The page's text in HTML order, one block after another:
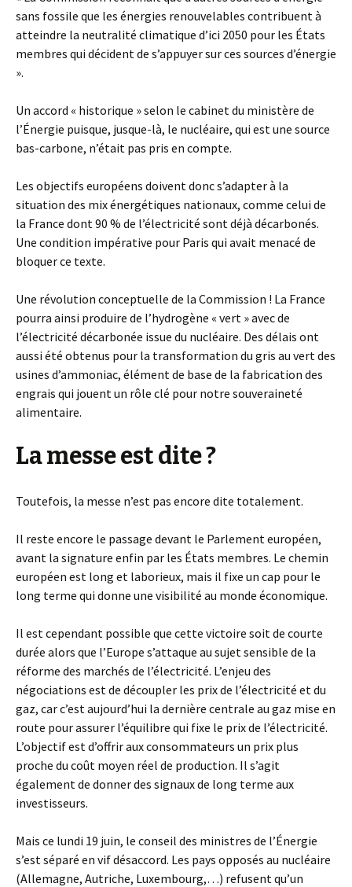
sans fossile que les énergies renouvelables contribuent à
atteindre la neutralité climatique d’ici 2050 pour les États
membres qui décident de s’appuyer sur ces sources d’énergie
».
Un accord « historique » selon le cabinet du ministère de
l’Énergie puisque, jusque-là, le nucléaire, qui est une source
bas-carbone, n’était pas pris en compte.
Les objectifs européens doivent donc s’adapter à la
situation des mix énergétiques nationaux, comme celui de
la France dont 90 % de l’électricité sont déjà décarbonés.
Une condition impérative pour Paris qui avait menacé de
bloquer ce texte.
Une révolution conceptuelle de la Commission ! La France
pourra ainsi produire de l’hydrogène « vert » avec de
l’électricité décarbonée issue du nucléaire. Des délais ont
aussi été obtenus pour la transformation du gris au vert des
usines d’ammoniac, élément de base de la fabrication des
engrais qui jouent un rôle clé pour notre souveraineté
alimentaire.
La messe est dite ?
Toutefois, la messe n’est pas encore dite totalement.
Il reste encore le passage devant le Parlement européen,
avant la signature enfin par les États membres. Le chemin
européen est long et laborieux, mais il fixe un cap pour le
long terme qui donne une visibilité au monde économique.
Il est cependant possible que cette victoire soit de courte
durée alors que l’Europe s’attaque au sujet sensible de la
réforme des marchés de l’électricité. L’enjeu des
négociations est de découpler les prix de l’électricité et du
gaz, car c’est aujourd’hui la dernière centrale au gaz mise en
route pour assurer l’équilibre qui fixe le prix de l’électricité.
L’objectif est d’offrir aux consommateurs un prix plus
proche du coût moyen réel de production. Il s’agit
également de donner des signaux de long terme aux
investisseurs.
Mais ce lundi 19 juin, le conseil des ministres de l’Énergie
s’est séparé en vif désaccord. Les pays opposés au nucléaire
(Allemagne, Autriche, Luxembourg,…) refusent qu’un